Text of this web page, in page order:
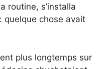
routine, s’installa
quelque chose avait
plus longtemps sur